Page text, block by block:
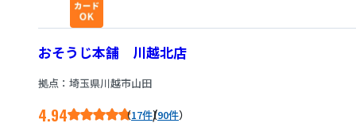
おそうじ本舗 川越北店
拠点：埼玉県川越市山田
4.94 17件/90件